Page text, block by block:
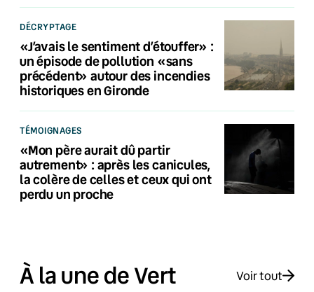
DÉCRYPTAGE
«J’avais le sentiment d’étouffer» :
un épisode de pollution «sans
précédent» autour des incendies
historiques en Gironde
TÉMOIGNAGES
«Mon père aurait dû partir
autrement» : après les canicules,
la colère de celles et ceux qui ont
perdu un proche
À la une de Vert Voir tout